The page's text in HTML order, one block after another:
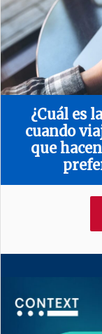
¿Cuál es
cuando
que